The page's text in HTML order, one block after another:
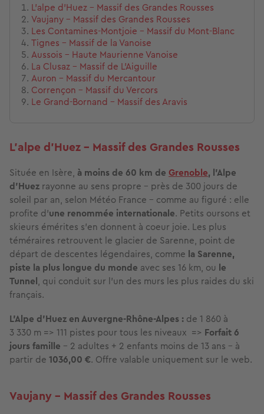
L’alpe d’Huez - Massif des Grandes Rousses
Vaujany - Massif des Grandes Rousses
Les Contamines-Montjoie - Massif du Mont-Blanc
Tignes - Massif de la Vanoise
Aussois - Haute Maurienne Vanoise
La Clusaz - Massif de L'Aiguille
Auron - Massif du Mercantour
Corrençon - Massif du Vercors
Le Grand-Bornand - Massif des Aravis
L’alpe d’Huez - Massif des Grandes Rousses
Située en Isère, à moins de 60 km de Grenoble, l’Alpe
d’Huez rayonne au sens propre – près de 300 jours de
soleil par an, selon Météo France – comme au figuré : elle
profite d’une renommée internationale. Petits oursons et
skieurs émérites s'en donnent à coeur joie. Les plus
téméraires retrouvent le glacier de Sarenne, point de
départ de descentes légendaires, comme la Sarenne,
piste la plus longue du monde avec ses 16 km, ou le
Tunnel, qui conduit sur l’un des murs les plus raides du ski
français.
L'Alpe d’Huez en Auvergne-Rhône-Alpes : de 1 860 à
3 330 m => 111 pistes pour tous les niveaux => Forfait 6
jours famille – 2 adultes + 2 enfants moins de 13 ans – à
partir de 1036,00 €. Offre valable uniquement sur le web.
Vaujany - Massif des Grandes Rousses